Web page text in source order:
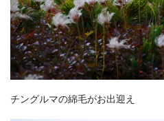
チングルマの綿毛がお出迎え